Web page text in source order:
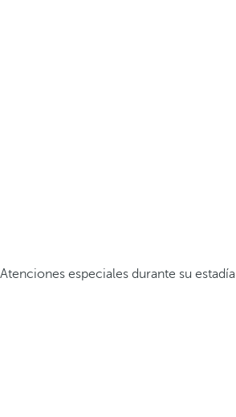
Atenciones especiales durante su estadía